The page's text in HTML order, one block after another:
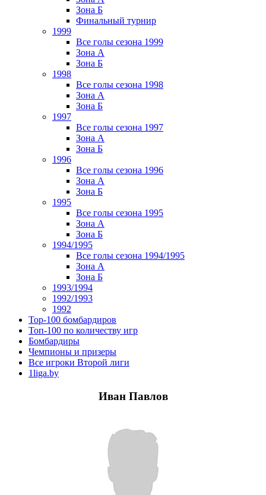
Зона Б
Финальный турнир
1999
Все голы сезона 1999
Зона А
Зона Б
1998
Все голы сезона 1998
Зона А
Зона Б
1997
Все голы сезона 1997
Зона А
Зона Б
1996
Все голы сезона 1996
Зона А
Зона Б
1995
Все голы сезона 1995
Зона А
Зона Б
1994/1995
Все голы сезона 1994/1995
Зона А
Зона Б
1993/1994
1992/1993
1992
Top-100 бомбардиров
Топ-100 по количеству игр
Бомбардиры
Чемпионы и призеры
Все игроки Второй лиги
1liga.by
Иван Павлов